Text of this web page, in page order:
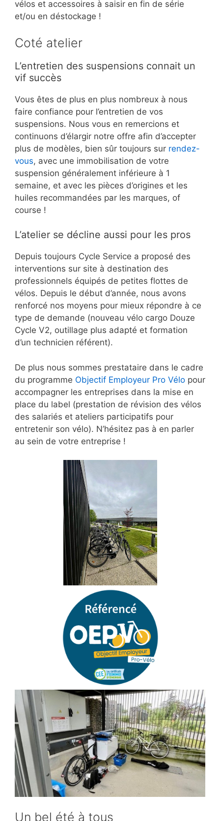
vélos et accessoires à saisir en fin de série
et/ou en déstockage !
Coté atelier
L’entretien des suspensions connait un
vif succès
Vous êtes de plus en plus nombreux à nous
faire confiance pour l’entretien de vos
suspensions. Nous vous en remercions et
continuons d’élargir notre offre afin d’accepter
plus de modèles, bien sûr toujours sur rendez-
vous, avec une immobilisation de votre
suspension généralement inférieure à 1
semaine, et avec les pièces d’origines et les
huiles recommandées par les marques, of
course !
L’atelier se décline aussi pour les pros
Depuis toujours Cycle Service a proposé des
interventions sur site à destination des
professionnels équipés de petites flottes de
vélos. Depuis le début d’année, nous avons
renforcé nos moyens pour mieux répondre à ce
type de demande (nouveau vélo cargo Douze
Cycle V2, outillage plus adapté et formation
d’un technicien référent).
De plus nous sommes prestataire dans le cadre
du programme Objectif Employeur Pro Vélo pour
accompagner les entreprises dans la mise en
place du label (prestation de révision des vélos
des salariés et ateliers participatifs pour
entretenir son vélo). N’hésitez pas à en parler
au sein de votre entreprise !
Un bel été à tous